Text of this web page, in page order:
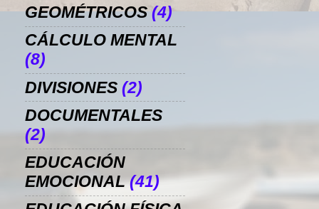
GEOMÉTRICOS (4)
CÁLCULO MENTAL
(8)
DIVISIONES (2)
DOCUMENTALES
(2)
EDUCACIÓN
EMOCIONAL (41)